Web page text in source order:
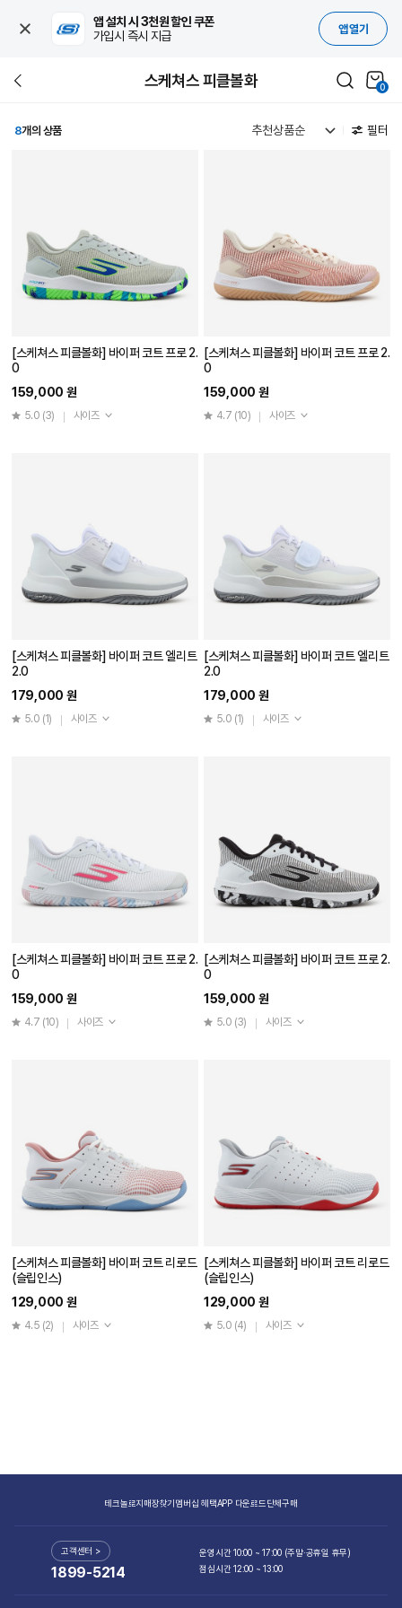
앱 설치 시 3천원 할인 쿠폰
가입시 즉시 지급
앱 열기
스케쳐스 피클볼화 0
8개의 상품 필터
[스케쳐스 피클볼화] 바이퍼 코트 프로 2.
0
159,000 원
5.0 (3) 사이즈
[스케쳐스 피클볼화] 바이퍼 코트 프로 2.
0
159,000 원
4.7 (10) 사이즈
[스케쳐스 피클볼화] 바이퍼 코트 엘리트
2.0
179,000 원
5.0 (1) 사이즈
[스케쳐스 피클볼화] 바이퍼 코트 엘리트
2.0
179,000 원
5.0 (1) 사이즈
[스케쳐스 피클볼화] 바이퍼 코트 프로 2.
0
159,000 원
4.7 (10) 사이즈
[스케쳐스 피클볼화] 바이퍼 코트 프로 2.
0
159,000 원
5.0 (3) 사이즈
[스케쳐스 피클볼화] 바이퍼 코트 리로드
(슬립인스)
129,000 원
4.5 (2) 사이즈
[스케쳐스 피클볼화] 바이퍼 코트 리로드
(슬립인스)
129,000 원
5.0 (4) 사이즈
테크놀로지매장찾기멤버십 혜택APP 다운로드단체구매
고객센터 >
1899-5214
운영시간 10:00 ~ 17:00 (주말·공휴일 휴무)
점심시간 12:00 ~ 13:00